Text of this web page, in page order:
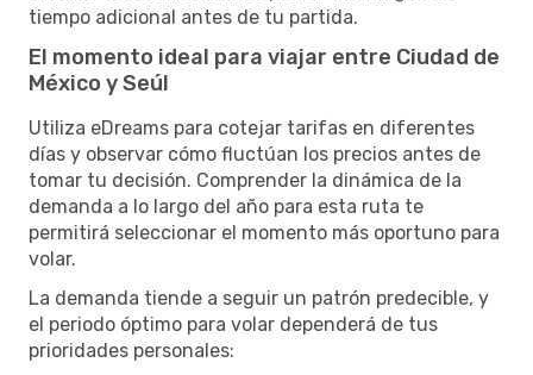
tiempo adicional antes de tu partida.
El momento ideal para viajar entre Ciudad de
México y Seúl
Utiliza eDreams para cotejar tarifas en diferentes
días y observar cómo fluctúan los precios antes de
tomar tu decisión. Comprender la dinámica de la
demanda a lo largo del año para esta ruta te
permitirá seleccionar el momento más oportuno para
volar.
La demanda tiende a seguir un patrón predecible, y
el periodo óptimo para volar dependerá de tus
prioridades personales: